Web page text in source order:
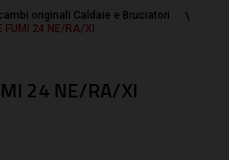
originali Caldaie e Bruciatori
FUMI 24 NE/RA/XI
24 NE/RA/XI